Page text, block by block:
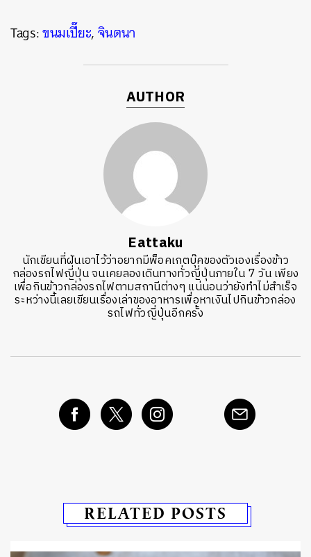
Tags:ขนมเปี๊ยะ,จินตนา
AUTHOR
Eattaku
นักเขียนที่ฝันเอาไว้ว่าอยากมีพ็อคเกตบุ๊คของตัวเองเรื่องข้าว
กล่องรถไฟญี่ปุ่น จนเคยลองเดินทางทั่วญี่ปุ่นภายใน 7 วัน เพียง
เพื่อกินข้าวกล่องรถไฟตามสถานีต่างๆ แน่นอนว่ายังทำไม่สำเร็จ
ระหว่างนี้เลยเขียนเรื่องเล่าของอาหารเพื่อหาเงินไปกินข้าวกล่อง
รถไฟทั่วญี่ปุ่นอีกครั้ง
RELATED POSTS